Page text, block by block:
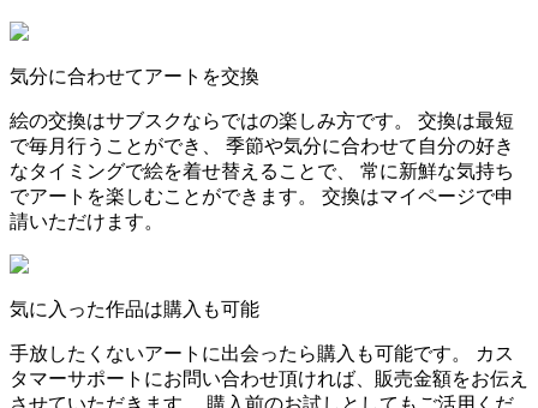
気分に合わせてアートを交換
絵の交換はサブスクならではの楽しみ方です。 交換は最短
で毎月行うことができ、 季節や気分に合わせて自分の好き
なタイミングで絵を着せ替えることで、 常に新鮮な気持ち
でアートを楽しむことができます。 交換はマイページで申
請いただけます。
気に入った作品は購入も可能
手放したくないアートに出会ったら購入も可能です。 カス
タマーサポートにお問い合わせ頂ければ、販売金額をお伝え
させていただきます。 購入前のお試しとしてもご活用くだ